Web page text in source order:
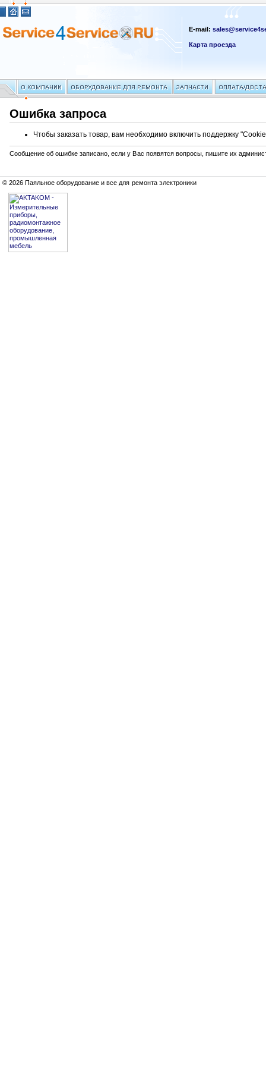
E-mail:
Карта проезда
Ошибка запроса
Чтобы заказать товар, вам необходимо включить поддержку
Сообщение об ошибке записано, если у Вас появятся вопросы, пишите их
© 2026 Паяльное оборудование и все для ремонта электроники